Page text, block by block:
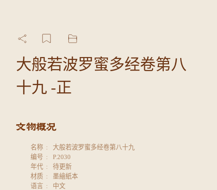
大般若波罗蜜多经卷第八
十九 -正
名称
大般若波罗蜜多经卷第八十九
编号
P.2030
年代
待更新
材质
墨繪紙本
语言
中文